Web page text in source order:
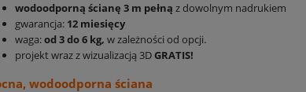
wodoodporną ścianę 3 m pełną z dowolnym nadrukiem
gwarancja: 12 miesięcy
waga:od 3 do 6 kg, w zależności od opcji.
projekt wraz z wizualizacją 3DGRATIS!
wodoodporna ściana